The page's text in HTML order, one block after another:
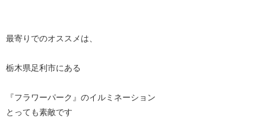
最寄りでのオススメは、
栃木県足利市にある
『フラワーパーク』のイルミネーション
とっても素敵です